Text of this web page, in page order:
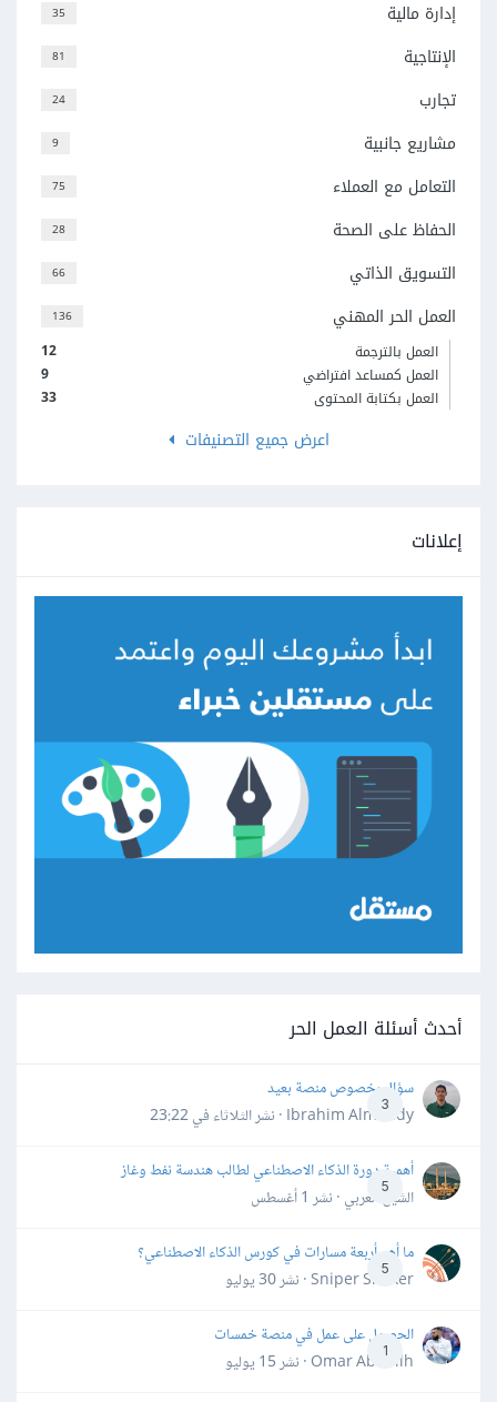
35 إدارة مالية
81 الإنتاجية
24 تجارب
9 مشاريع جانبية
75 التعامل مع العملاء
28 الحفاظ على الصحة
66 التسويق الذاتي
136 العمل الحر المهني
12
العمل بالترجمة
9
العمل كمساعد افتراضي
33
العمل بكتابة المحتوى
اعرض جميع التصنيفات
إعلانات
أحدث أسئلة العمل الحر
3
سؤال بخصوص منصة بعيد
Ibrahim Almahdy · نشر
الثلاثاء في 23:22
5
أهمية دورة الذكاء الاصطناعي لطالب هندسة نفط وغاز
الشيخ العربي · نشر 1 أغسطس
5
ما أهم أربعة مسارات في كورس الذكاء الاصطناعي؟
Sniper Shaker · نشر
30 يوليو
1
الحصول على عمل في منصة خمسات
Omar Abdallh · نشر
15 يوليو